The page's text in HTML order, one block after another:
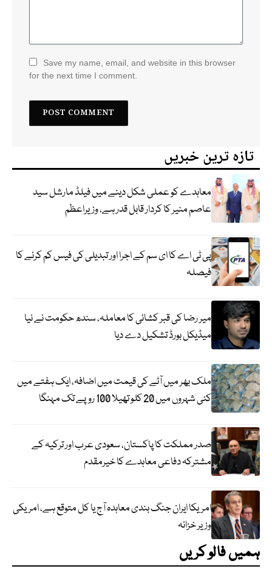
Save my name, email, and website in this browser
for the next time I comment.
تازہ ترین خبریں
معاہدے کو عملی شکل دینے میں فیلڈ مارشل سید
عاصم منیر کا کردار قابل قدر ہے، وزیراعظم
پی ٹی اے کا ای سم کے اجرا اور تبدیلی کی فیس کم کرنے کا
فیصلہ
میر رضا کی قبر کشائی کا معاملہ، سندھ حکومت نے نیا
میڈیکل بورڈ تشکیل دے دیا
ملک بھر میں آٹے کی قیمت میں اضافہ، ایک ہفتے میں
کئی شہروں میں 20 کلو تھیلا 100 روپے تک مہنگا
صدر مملکت کا پاکستان، سعودی عرب اور ترکیہ کے
مشترکہ دفاعی معاہدے کا خیرمقدم
امریکا ایران جنگ بندی معاہدہ آج یا کل متوقع ہے، امریکی
وزیر خزانہ
ہمیں فالو کریں